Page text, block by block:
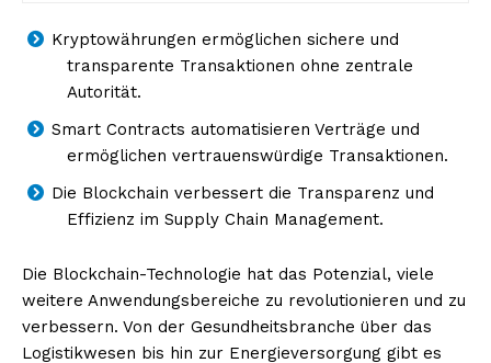
Kryptowährungen ermöglichen sichere und
transparente Transaktionen ohne zentrale
Autorität.
Smart Contracts automatisieren Verträge und
ermöglichen vertrauenswürdige Transaktionen.
Die Blockchain verbessert die Transparenz und
Effizienz im Supply Chain Management.
Die Blockchain-Technologie hat das Potenzial, viele
weitere Anwendungsbereiche zu revolutionieren und zu
verbessern. Von der Gesundheitsbranche über das
Logistikwesen bis hin zur Energieversorgung gibt es